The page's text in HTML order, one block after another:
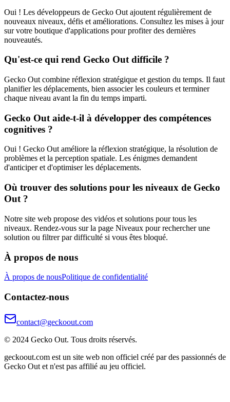
Oui ! Les développeurs de Gecko Out ajoutent régulièrement de
nouveaux niveaux, défis et améliorations. Consultez les mises à jour
sur votre boutique d'applications pour profiter des dernières
nouveautés.
Qu'est-ce qui rend Gecko Out difficile ?
Gecko Out combine réflexion stratégique et gestion du temps. Il faut
planifier les déplacements, bien associer les couleurs et terminer
chaque niveau avant la fin du temps imparti.
Gecko Out aide-t-il à développer des compétences
cognitives ?
Oui ! Gecko Out améliore la réflexion stratégique, la résolution de
problèmes et la perception spatiale. Les énigmes demandent
d'anticiper et d'optimiser les déplacements.
Où trouver des solutions pour les niveaux de Gecko
Out ?
Notre site web propose des vidéos et solutions pour tous les
niveaux. Rendez-vous sur la page Niveaux pour rechercher une
solution ou filtrer par difficulté si vous êtes bloqué.
À propos de nous
À propos de nousPolitique de confidentialité
Contactez-nous
contact@geckoout.com
© 2024 Gecko Out. Tous droits réservés.
geckoout.com est un site web non officiel créé par des passionnés de
Gecko Out et n'est pas affilié au jeu officiel.